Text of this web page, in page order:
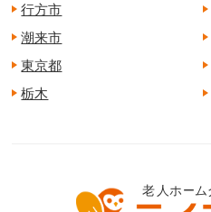
行方市
潮来市
東京都
栃木